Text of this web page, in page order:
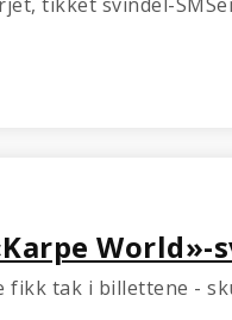
fikk tak i billettene -